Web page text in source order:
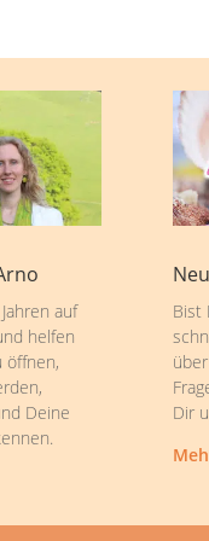
auf
helfen
öffnen,
Deine
Bist
Dir